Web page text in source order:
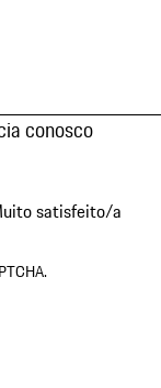
conosco
satisfeito/a